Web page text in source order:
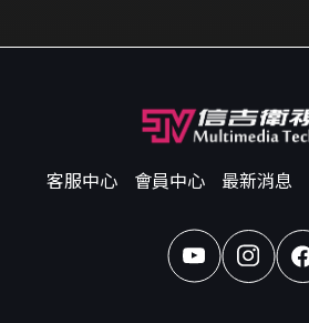
客服中心 會員中心 最新消息